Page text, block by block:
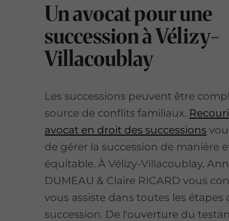
Un avocat pour une
succession à Vélizy-
Villacoublay
Les successions peuvent être
source de conflits familiaux.
avocat en droit des successions
de gérer la succession de manière
équitable. À Vélizy-Villacoublay,
DUMEAU & Claire RICARD vous
vous assiste dans toutes les étapes
succession. De l'ouverture du